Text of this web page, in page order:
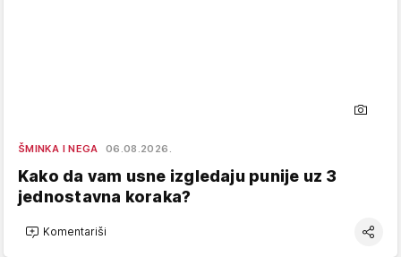
ŠMINKA I NEGA 06.08.2026.
Kako da vam usne izgledaju punije uz 3
jednostavna koraka?
Komentariši